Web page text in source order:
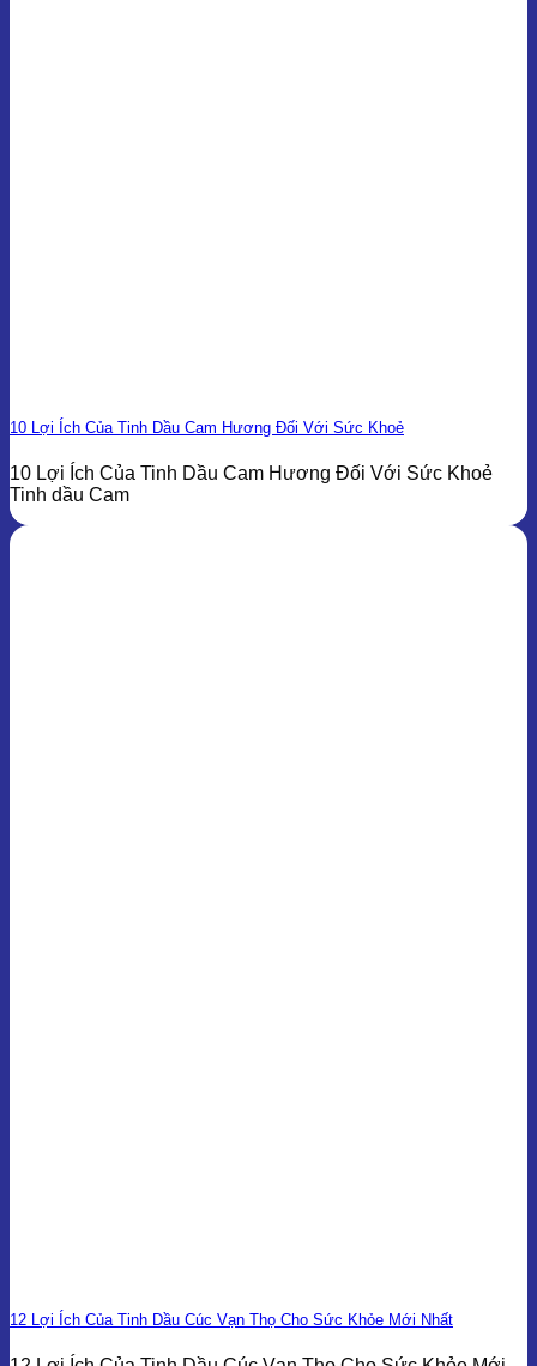
10 Lợi Ích Của Tinh Dầu Cam Hương Đối Với Sức Khoẻ
10 Lợi Ích Của Tinh Dầu Cam Hương Đối Với Sức Khoẻ
Tinh dầu Cam
12 Lợi Ích Của Tinh Dầu Cúc Vạn Thọ Cho Sức Khỏe Mới Nhất